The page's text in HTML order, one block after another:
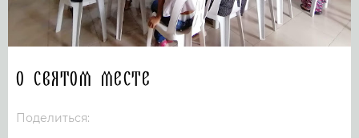
О святом месте
Поделиться: